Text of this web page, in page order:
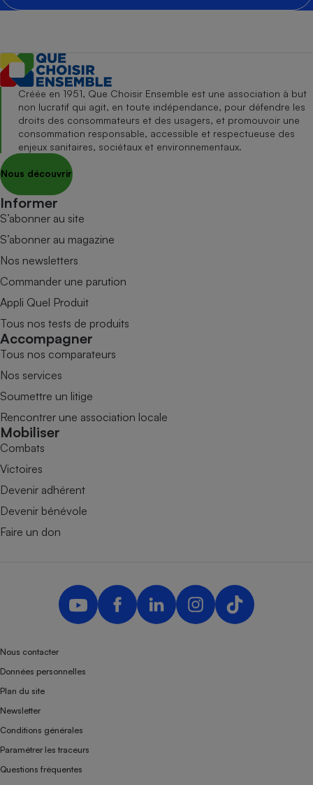
Créée en 1951, Que Choisir Ensemble est une association à but
non lucratif qui agit, en toute indépendance, pour défendre les
droits des consommateurs et des usagers, et promouvoir une
consommation responsable, accessible et respectueuse des
enjeux sanitaires, sociétaux et environnementaux.
Nous découvrir
Informer
S’abonner au site
S’abonner au magazine
Nos newsletters
Commander une parution
Appli Quel Produit
Tous nos tests de produits
Accompagner
Tous nos comparateurs
Nos services
Soumettre un litige
Rencontrer une association locale
Mobiliser
Combats
Victoires
Devenir adhérent
Devenir bénévole
Faire un don
Nous contacter
Données personnelles
Plan du site
Newsletter
Conditions générales
Paramétrer les traceurs
Questions fréquentes